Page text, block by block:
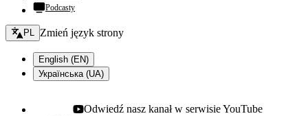
Podcasty
Zmień język - bieżący:
PL Zmień język strony
English (EN)
Українська (UA)
Odwiedź nasz kanał w serwisie YouTube